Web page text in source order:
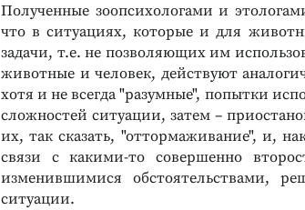
Полученные зоопсихологами и
что в ситуациях, которые и для
задачи, т.е. не позволяющих им
животные и человек, действуют
хотя и не всегда "разумные", попытки
сложностей ситуации, затем –
их, так сказать, "оттормаживание", и,
связи с какими-то совершенно
изменившимися обстоятельствами,
ситуации.
ДИАГНОСТИКА ОСОБЕННОСТЕЙ
ЛИЧНОСТИ
Методика «Жизненный
путь»
Технология исследования личности
с помощью рисуночных метафор
Подробнее